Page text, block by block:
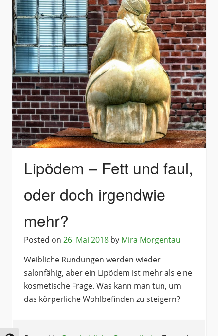
Lipödem – Fett und faul,
oder doch irgendwie
mehr?
Posted on 26. Mai 2018 by Mira Morgentau
Weibliche Rundungen werden wieder
salonfähig, aber ein Lipödem ist mehr als eine
kosmetische Frage. Was kann man tun, um
das körperliche Wohlbefinden zu steigern?